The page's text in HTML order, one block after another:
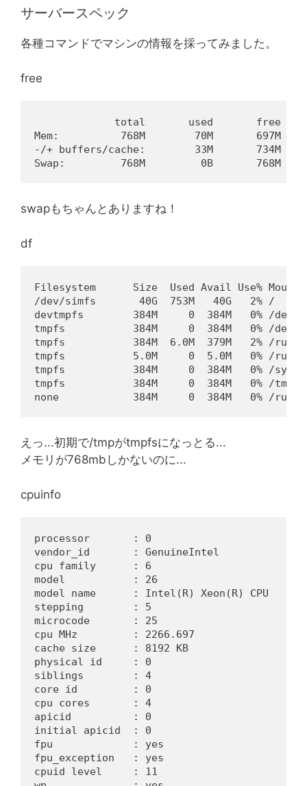
サーバースペック
各種コマンドでマシンの情報を採ってみました。
free
total       used       free
Mem:          768M        70M       697M
-/+ buffers/cache:        33M       734M
Swap:         768M         0B       768M
swapもちゃんとありますね！
df
Filesystem      Size  Used Avail Use%
/dev/simfs       40G  753M   40G   2% /
devtmpfs        384M     0  384M   0% /dev
tmpfs           384M     0  384M   0% /dev/
tmpfs           384M  6.0M  379M   2% /run
tmpfs           5.0M     0  5.0M   0% /run/
tmpfs           384M     0  384M   0% /sys/
tmpfs           384M     0  384M   0% /tmp
none            384M     0  384M   0% /run/
えっ...初期で/tmpがtmpfsになっとる...
メモリが768mbしかないのに...
cpuinfo
processor       : 0
vendor_id       : GenuineIntel
cpu family      : 6
model           : 26
model name      : Intel(R) Xeon(R) CPU
stepping        : 5
microcode       : 25
cpu MHz         : 2266.697
cache size      : 8192 KB
physical id     : 0
siblings        : 4
core id         : 0
cpu cores       : 4
apicid          : 0
initial apicid  : 0
fpu             : yes
fpu_exception   : yes
cpuid level     : 11